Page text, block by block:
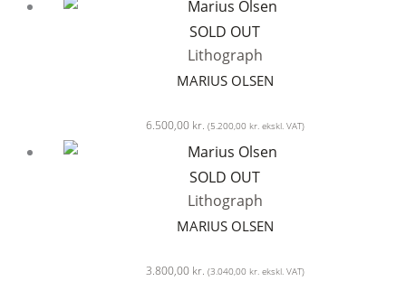
SOLD OUT
Lithograph
MARIUS OLSEN
6.500,00 kr. (5.200,00 kr.ekskl. VAT)
SOLD OUT
Lithograph
MARIUS OLSEN
3.800,00 kr. (3.040,00 kr.ekskl. VAT)